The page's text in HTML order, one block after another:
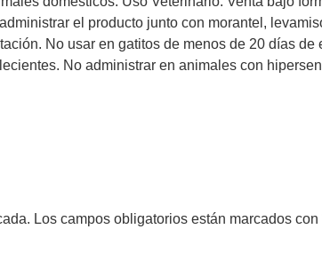
el producto junto con morantel,
No usar en gatitos de menos de 20 días
No administrar en animales con
Los campos obligatorios están marcados con